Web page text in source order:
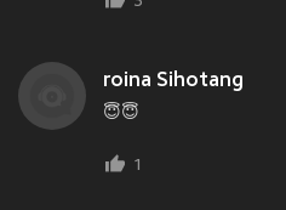
roina Sihotang
😇😇
1